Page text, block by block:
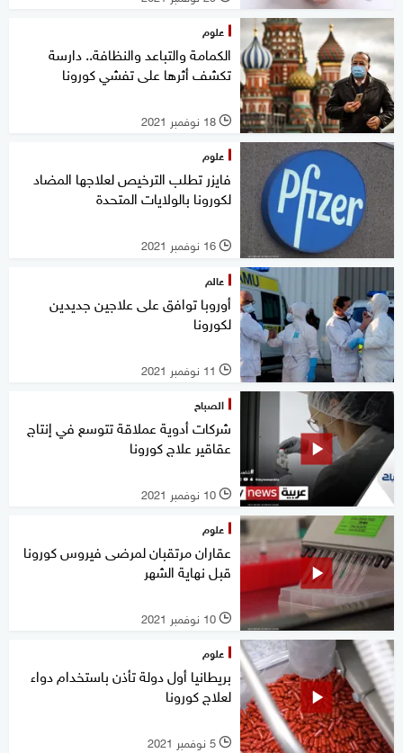
علوم
الكمامة والتباعد والنظافة.. دارسة
تكشف أثرها على تفشي كورونا
l 18 نوفمبر 2021
علوم
فايزر تطلب الترخيص لعلاجها المضاد
لكورونا بالولايات المتحدة
l 16 نوفمبر 2021
عالم
أوروبا توافق على علاجين جديدين
لكورونا
l 11 نوفمبر 2021
الصباح
شركات أدوية عملاقة تتوسع في إنتاج
عقاقير علاج كورونا
l 10 نوفمبر 2021
علوم
عقاران مرتقبان لمرضى فيروس كورونا
قبل نهاية الشهر
l 10 نوفمبر 2021
علوم
بريطانيا أول دولة تأذن باستخدام دواء
لعلاج كورونا
l 5 نوفمبر 2021